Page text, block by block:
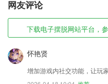
网友评论
下载电子摆脱网站平台，
怀艳贤
增加游戏内社交功能，让玩